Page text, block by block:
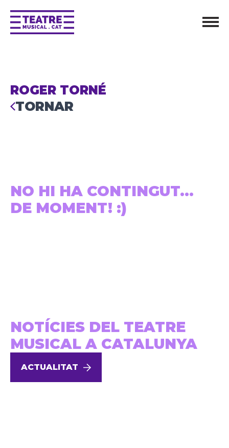
ROGER TORNÉ
TORNAR
NO HI HA CONTINGUT...
DE MOMENT! :)
NOTÍCIES DEL TEATRE
MUSICAL A CATALUNYA
ACTUALITAT